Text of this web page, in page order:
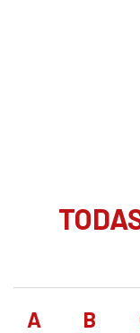
A B